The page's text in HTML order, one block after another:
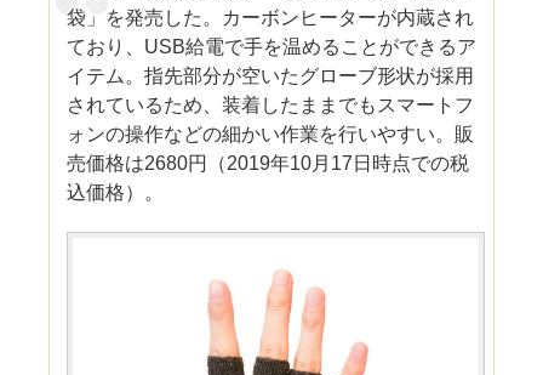
袋」を発売した。カーボンヒーターが内蔵され
ており、USB給電で手を温めることができるア
イテム。指先部分が空いたグローブ形状が採用
されているため、装着したままでもスマートフ
ォンの操作などの細かい作業を行いやすい。販
売価格は2680円（2019年10月17日時点での税
込価格）。